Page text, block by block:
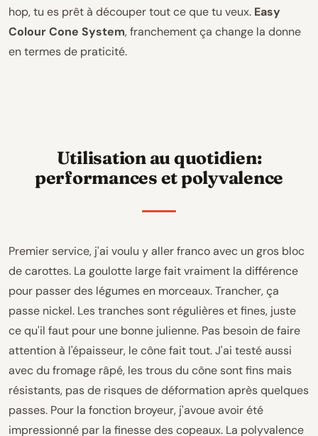
hop, tu es prêt à découper tout ce que tu veux. Easy
Colour Cone System, franchement ça change la donne
en termes de praticité.
Utilisation au quotidien:
performances et polyvalence
Premier service, j'ai voulu y aller franco avec un gros bloc
de carottes. La goulotte large fait vraiment la différence
pour passer des légumes en morceaux. Trancher, ça
passe nickel. Les tranches sont régulières et fines, juste
ce qu'il faut pour une bonne julienne. Pas besoin de faire
attention à l'épaisseur, le cône fait tout. J'ai testé aussi
avec du fromage râpé, les trous du cône sont fins mais
résistants, pas de risques de déformation après quelques
passes. Pour la fonction broyeur, j'avoue avoir été
impressionné par la finesse des copeaux. La polyvalence